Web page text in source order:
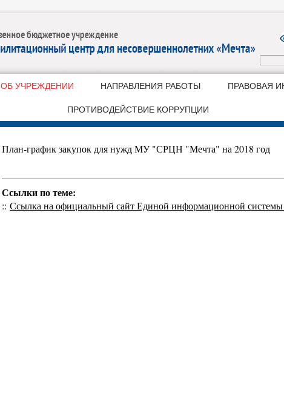
ОБ УЧРЕЖДЕНИИ НАПРАВЛЕНИЯ РАБОТЫ ПРАВОВАЯ
ПРОТИВОДЕЙСТВИЕ КОРРУПЦИИ
План-график закупок для нужд МУ "СРЦН "Мечта" на 2018 год
Ссылки по теме:
:: Ссылка на официальный сайт Единой информационной системы